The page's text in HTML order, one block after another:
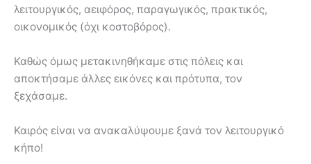
λειτουργικός, αειφόρος, παραγωγικός, πρακτικός,
οικονομικός (όχι κοστοβόρος).
Καθώς όμως μετακινηθήκαμε στις πόλεις και
αποκτήσαμε άλλες εικόνες και πρότυπα, τον
ξεχάσαμε.
Καιρός είναι να ανακαλύψουμε ξανά τον λειτουργικό
κήπο!